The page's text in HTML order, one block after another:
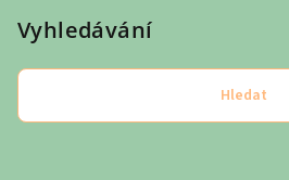
Vyhledávání
Hledat